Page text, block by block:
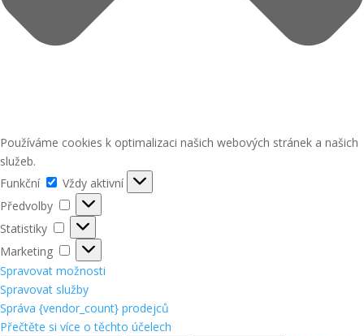
Používáme cookies k optimalizaci našich webových stránek a našich
služeb.
Funkční
Funkční
Vždy aktivní
Předvolby
Předvolby
Statistiky
Statistiky
Marketing
Marketing
Spravovat možnosti
Spravovat služby
Správa {vendor_count} prodejců
Přečtěte si více o těchto účelech